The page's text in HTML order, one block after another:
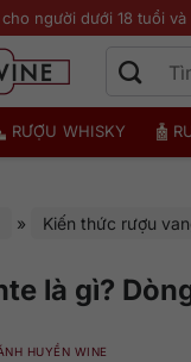
người dưới 18 tuổi
RƯỢU WHISKY
» Kiến thức rượu
là gì?
HUYỀN WINE